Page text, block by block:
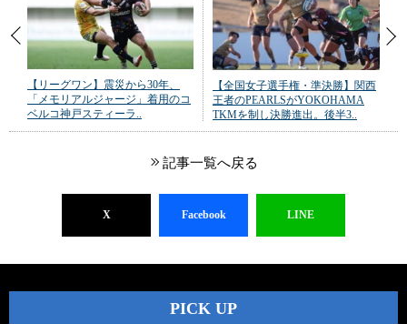
【リーグワン】震災から30年、
「メモリアルジャージ」着用のコ
ベルコ神戸スティーラ..
【全国女子選手権・準決勝】関西
王者のPEARLSがYOKOHAMA
TKMを制し決勝進出。後半3..
記事一覧へ戻る
X Facebook LINE
PICK UP